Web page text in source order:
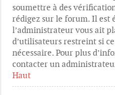
soumettre à des
rédigez sur le forum. Il est
l’administrateur vous ait
d’utilisateurs restreint si
nécessaire. Pour plus
contacter un
Haut